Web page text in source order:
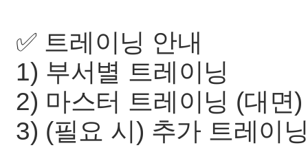
✅ 트레이닝 안내
1) 부서별 트레이닝
2) 마스터 트레이닝 (대면)
3) (필요 시) 추가 트레이